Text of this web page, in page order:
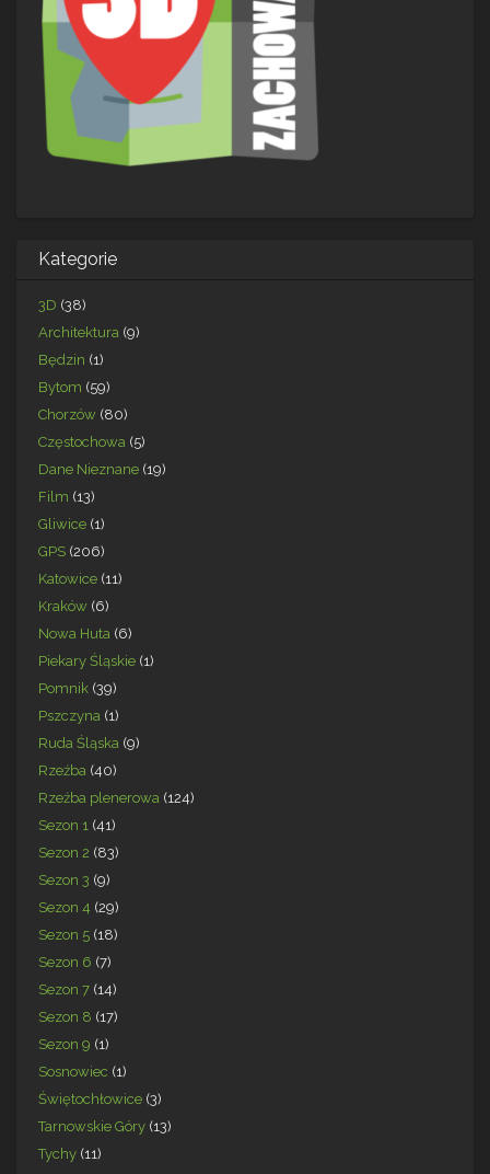
Kategorie
3D (38)
Architektura (9)
Będzin (1)
Bytom (59)
Chorzów (80)
Częstochowa (5)
Dane Nieznane (19)
Film (13)
Gliwice (1)
GPS (206)
Katowice (11)
Kraków (6)
Nowa Huta (6)
Piekary Śląskie (1)
Pomnik (39)
Pszczyna (1)
Ruda Śląska (9)
Rzeźba (40)
Rzeźba plenerowa (124)
Sezon 1 (41)
Sezon 2 (83)
Sezon 3 (9)
Sezon 4 (29)
Sezon 5 (18)
Sezon 6 (7)
Sezon 7 (14)
Sezon 8 (17)
Sezon 9 (1)
Sosnowiec (1)
Świętochłowice (3)
Tarnowskie Góry (13)
Tychy (11)